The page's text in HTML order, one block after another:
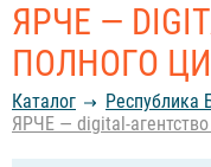
ЯРЧЕ —
ПОЛНОГО
Каталог Республика
ЯРЧЕ — digital-